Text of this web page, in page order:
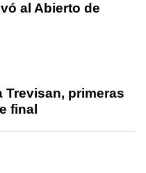
al Abierto de
Trevisan, primeras
final